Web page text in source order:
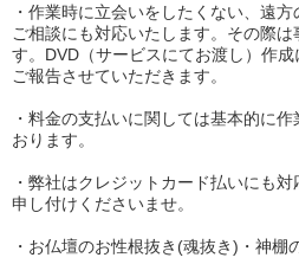
・作業時に立会いをしたくない、遠
ご相談にも対応いたします。その際
す。DVD（サービスにてお渡し）作
ご報告させていただきます。
・料金の支払いに関しては基本的に
おります。
・弊社はクレジットカード払いにも
申し付けくださいませ。
・お仏壇のお性根抜き(魂抜き)・神棚